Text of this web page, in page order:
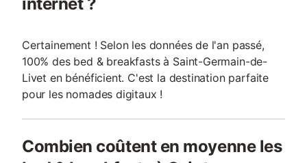
Certainement ! Selon les données de l'an passé,
100% des bed & breakfasts à Saint-Germain-de-
Livet en bénéficient. C'est la destination parfaite
pour les nomades digitaux !
Combien coûtent en moyenne les